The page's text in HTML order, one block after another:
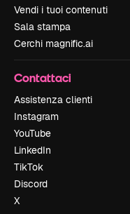
Vendi i tuoi contenuti
Sala stampa
Cerchi magnific.ai
Contattaci
Assistenza clienti
Instagram
YouTube
LinkedIn
TikTok
Discord
X